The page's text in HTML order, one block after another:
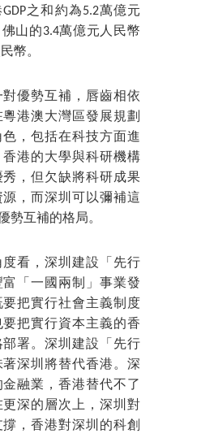
之和約為5.2萬億元
山的3.4萬億元人民幣
幣。
優勢互補，唇齒相依
港澳大灣區發展規劃
，包括在科技方面進
港的大學與科研機構
，但欠缺將科研成果
，而深圳可以彌補這
勢互補的格局。
看，深圳建設「先行
「一國兩制」事業發
把實行社會主義制度
把實行資本主義的香
署。深圳建設「先行
深圳將替代香港。深
融業，香港替代不了
深的層次上，深圳對
，香港對深圳的科創